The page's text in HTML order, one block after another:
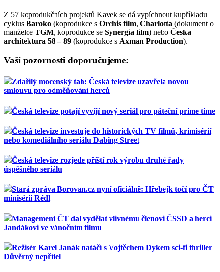
Z 57 koprodukčních projektů Kavek se dá vypíchnout kupříkladu
cyklus Baroko (koprodukce s Orchis film, Charlotta (dokument o
manželce TGM, koprodukce se Synergia film) nebo Česká
architektura 58 – 89 (koprodukce s Axman Production).
Vaší pozornosti doporučujeme:
Zdařilý mocenský tah: Česká televize uzavřela novou
smlouvu pro odměňování herců
Česká televize potají vyvíjí nový seriál pro páteční prime time
Česká televize investuje do historických TV filmů, krimisérií
nebo komediálního seriálu Dabing Street
Česká televize rozjede příští rok výrobu druhé řady
úspěšného seriálu
Stará zpráva Borovan.cz nyní oficiálně: Hřebejk točí pro ČT
minisérii Rédl
Management ČT dal vydělat vlivnému členovi ČSSD a herci
Jandákovi ve vánočním filmu
Režisér Karel Janák natáčí s Vojtěchem Dykem sci-fi thriller
Důvěrný nepřítel